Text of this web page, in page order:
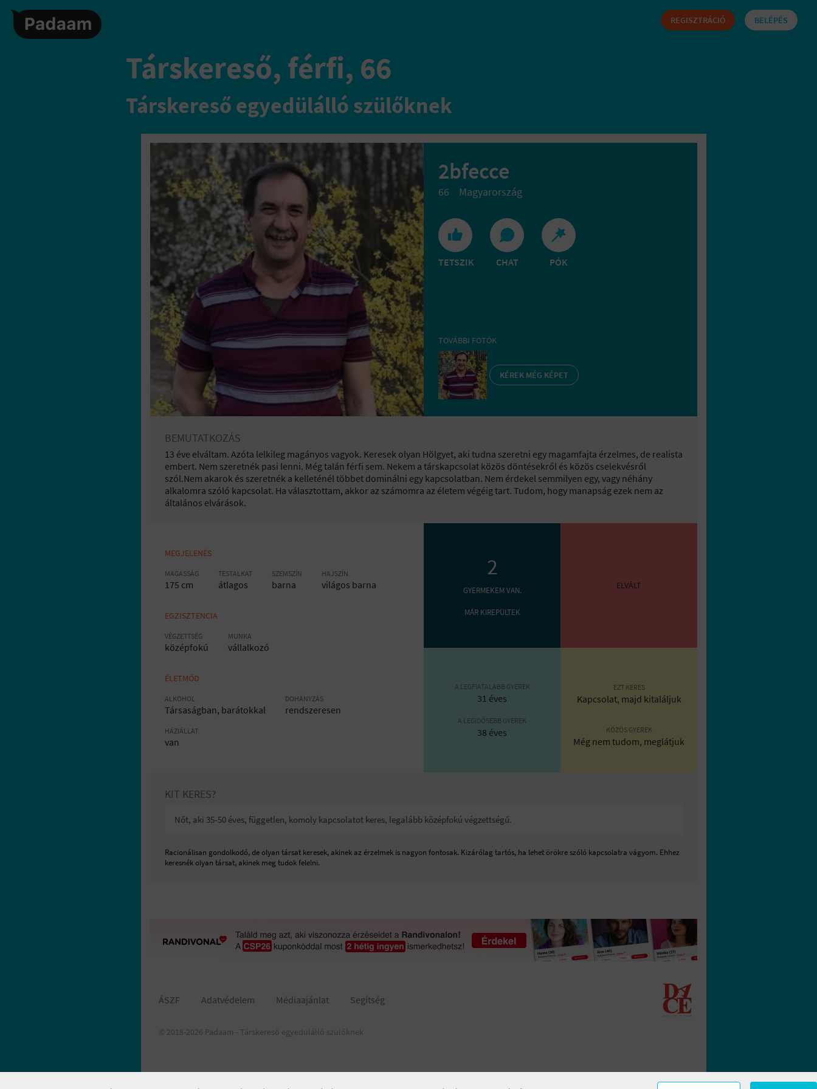
BELÉPÉS
REGISZTRÁCIÓ
Társkereső, férfi, 66
Társkereső egyedülálló szülőknek
2bfecce
66 Magyarország
TETSZIK CHAT PÓK
TOVÁBBI FOTÓK
KÉREK MÉG KÉPET
BEMUTATKOZÁS
13 éve elváltam. Azóta lelkileg magányos vagyok. Keresek olyan Hölgyet, aki tudna szeretni egy magamfajta érzelmes, de realista
embert. Nem szeretnék pasi lenni. Még talán férfi sem. Nekem a társkapcsolat közös döntésekről és közös cselekvésről
szól.Nem akarok és szeretnék a kelleténél többet dominálni egy kapcsolatban. Nem érdekel semmilyen egy, vagy néhány
alkalomra szóló kapcsolat. Ha választottam, akkor az számomra az életem végéig tart. Tudom, hogy manapság ezek nem az
általános elvárások.
MEGJELENÉS
MAGASSÁG
175 cm
TESTALKAT
átlagos
SZEMSZÍN
barna
HAJSZÍN
világos barna
EGZISZTENCIA
VÉGZETTSÉG
középfokú
MUNKA
vállalkozó
ÉLETMÓD
ALKOHOL
Társaságban, barátokkal
DOHÁNYZÁS
rendszeresen
HÁZIÁLLAT
van
2
GYERMEKEM VAN.
MÁR KIREPÜLTEK
A LEGFIATALABB GYEREK
31 éves
A LEGIDŐSEBB GYEREK
38 éves
ELVÁLT
EZT KERES
Kapcsolat, majd kitaláljuk
KÖZÖS GYEREK
Még nem tudom, meglátjuk
KIT KERES?
Nőt, aki 35-50 éves, független, komoly kapcsolatot keres, legalább középfokú végzettségű.
Racionálisan gondolkodó, de olyan társat keresek, akinek az érzelmek is nagyon fontosak. Kizárólag tartós, ha lehet örökre szóló kapcsolatra vágyom. Ehhez
keresnék olyan társat, akinek meg tudok felelni.
ÁSZF Adatvédelem Médiaajánlat Segítség
© 2018-2026 Padaam - Társkereső egyedülálló szülőknek